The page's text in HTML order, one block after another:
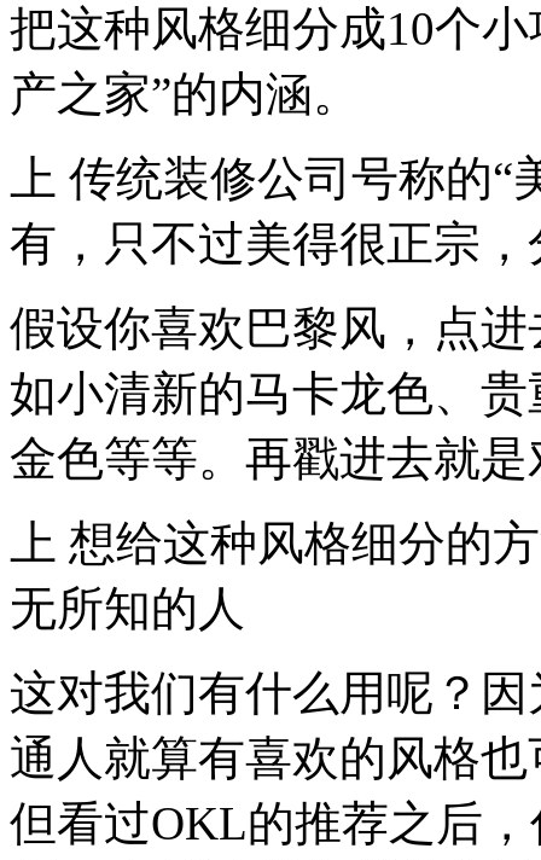
把这种风格细分成10个
产之家”的内涵。
上 传统装修公司号称的“
有，只不过美得很正宗
假设你喜欢巴黎风，点
如小清新的马卡龙色、
金色等等。再戳进去就
上 想给这种风格细分的
无所知的人
这对我们有什么用呢？
通人就算有喜欢的风格
但看过OKL的推荐之后，